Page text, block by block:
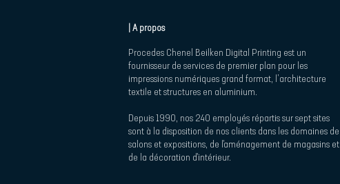
| A propos
Procedes Chenel Beilken Digital Printing est un
fournisseur de services de premier plan pour les
impressions numériques grand format, l’architecture
textile et structures en aluminium.
Depuis 1990, nos 240 employés répartis sur sept sites
sont à la disposition de nos clients dans les domaines de
salons et expositions, de l'aménagement de magasins et
de la décoration d'intérieur.